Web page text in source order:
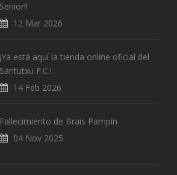
Senior!!
12 Mar 2026
¡Ya está aquí la tienda online oficial del
Santutxu F.C.!
14 Feb 2026
Fallecimiento de Brais Pampín
04 Nov 2025